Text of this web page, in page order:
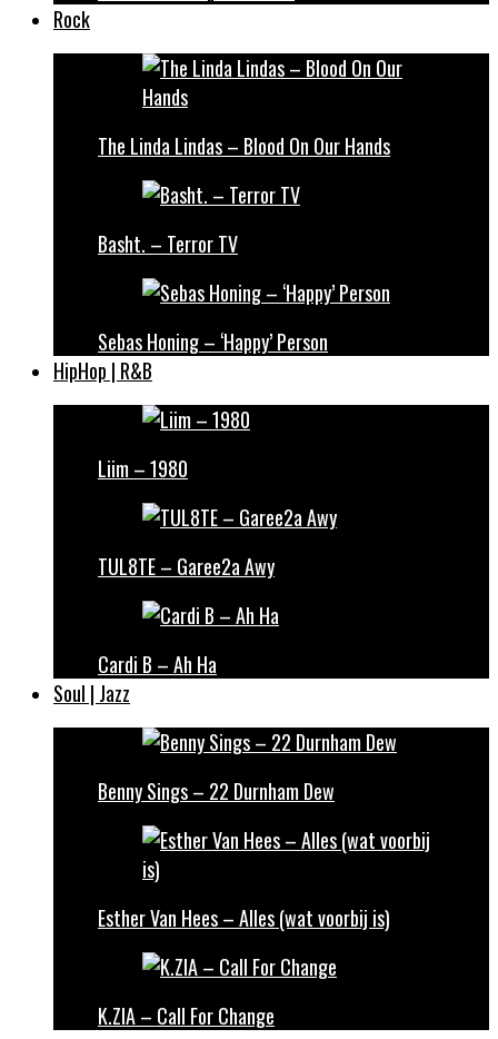
Rock
The Linda Lindas – Blood On Our Hands
Basht. – Terror TV
Sebas Honing – ‘Happy’ Person
HipHop | R&B
Liim – 1980
TUL8TE – Garee2a Awy
Cardi B – Ah Ha
Soul | Jazz
Benny Sings – 22 Durnham Dew
Esther Van Hees – Alles (wat voorbij is)
K.ZIA – Call For Change